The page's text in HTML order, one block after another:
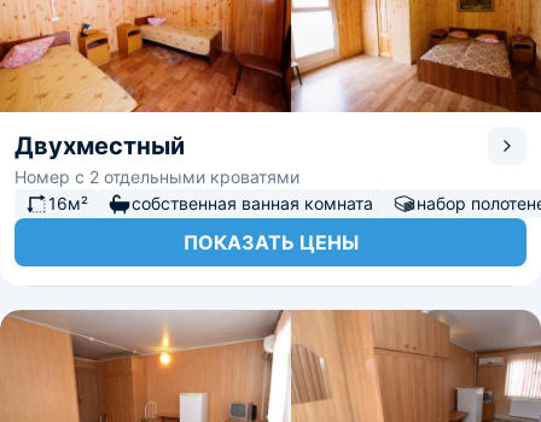
Двухместный
Номер с 2 отдельными кроватями
16м²
собственная ванная комната набор
ПОКАЗАТЬ ЦЕНЫ